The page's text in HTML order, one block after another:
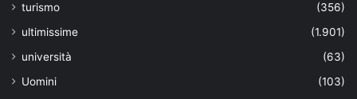
turismo
(356)
ultimissime
(1.901)
università
(63)
Uomini
(103)